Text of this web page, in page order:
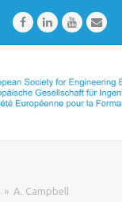
FacebookLinkedInYoutubeEmail
» A. Campbell